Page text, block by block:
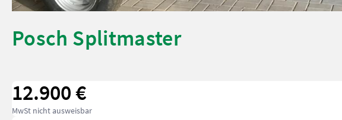
Posch Splitmaster
12.900 €
MwSt nicht ausweisbar